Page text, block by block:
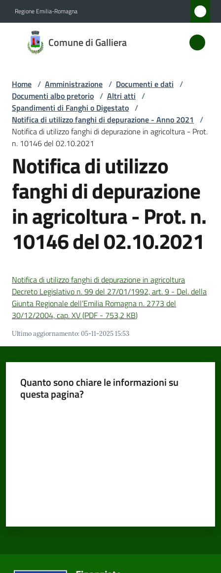
Regione Emilia-Romagna
Comune di Galliera
Comune
di
Amministrazione
Menu selezionato
Novità
Servizi
Vivere
Galliera
Tutti
gli
Home / Amministrazione / Documenti e dati /
Documenti albo pretorio / Altri atti /
Spandimenti di Fanghi o Digestato /
Notifica di utilizzo fanghi di depurazione - Anno 2021 /
Notifica di utilizzo fanghi di depurazione in agricoltura - Prot.
n. 10146 del 02.10.2021
Notifica di utilizzo
fanghi di depurazione
in agricoltura - Prot. n.
10146 del 02.10.2021
Notifica di utilizzo fanghi di depurazione in agricoltura
Decreto Legislativo n. 99 del 27/01/1992, art. 9 - Del. della
Giunta Regionale dell’Emilia Romagna n. 2773 del
30/12/2004, cap. XV(PDF - 753,2 KB)
Ultimo aggiornamento:05-11-2025 15:53
Quanto sono chiare le informazioni su
questa pagina?